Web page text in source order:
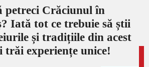
petreci Crăciunul în
Iată tot ce trebuie să știi
și tradițiile din acest
trăi experiențe unice!